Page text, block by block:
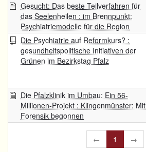
Gesucht: Das beste Teilverfahren für
das Seelenheilen : im Brennpunkt:
Psychiatriemodelle für die Region
Die Psychiatrie auf Reformkurs? :
gesundheitspolitische Initiativen der
Grünen im Bezirkstag Pfalz
Die Pfalzklinik im Umbau: Ein 56-
Millionen-Projekt : Klingenmünster: Mit
Forensik begonnen
← 1 →